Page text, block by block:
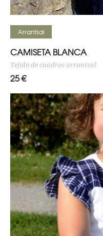
Seleccionar opciones
Arrantsal
CAMISETA BLANCA
Tejido de cuadros arrantsal
25€